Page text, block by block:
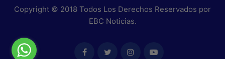
Copyright © 2018 Todos Los Derechos Reservados por
EBC Noticias.